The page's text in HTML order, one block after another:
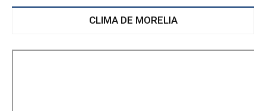
CLIMA DE MORELIA